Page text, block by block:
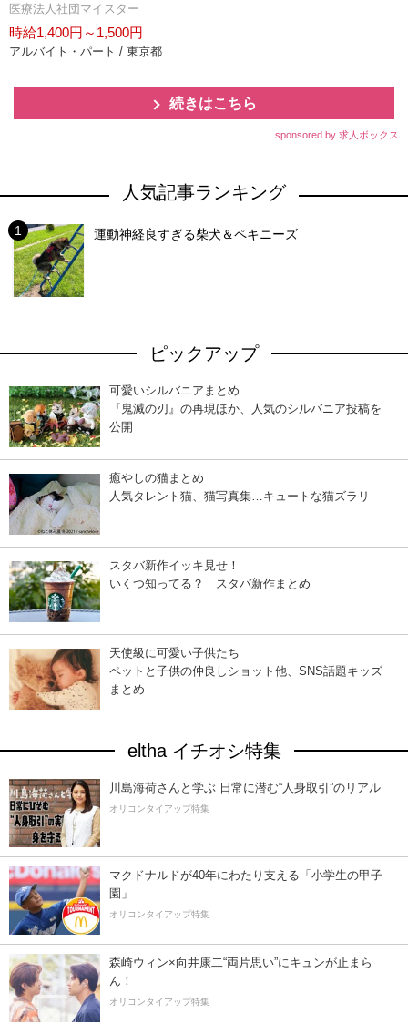
医療法人社団マイスター
時給1,400円～1,500円
アルバイト・パート / 東京都
続きはこちら
sponsored by 求人ボックス
人気記事ランキング
運動神経良すぎる柴犬＆ペキニーズ
ピックアップ
可愛いシルバニアまとめ
『鬼滅の刃』の再現ほか、人気のシルバニア投稿を
公開
癒やしの猫まとめ
人気タレント猫、猫写真集…キュートな猫ズラリ
スタバ新作イッキ見せ！
いくつ知ってる？ スタバ新作まとめ
天使級に可愛い子供たち
ペットと子供の仲良しショット他、SNS話題キッズ
まとめ
eltha イチオシ特集
川島海荷さんと学ぶ 日常に潜む“人身取引”のリアル
オリコンタイアップ特集
マクドナルドが40年にわたり支える「小学生の甲子
園」
オリコンタイアップ特集
森崎ウィン×向井康二“両片思い”にキュンが止まら
ん！
オリコンタイアップ特集